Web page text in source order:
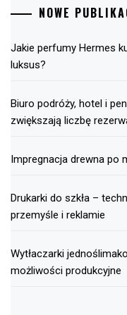
NOWE
Jakie perfumy Hermes
luksus?
Biuro podróży, hotel i
zwiększają liczbę
Impregnacja drewna po
Drukarki do szkła –
przemyśle i reklamie
Wytłaczarki
możliwości produkcyjne